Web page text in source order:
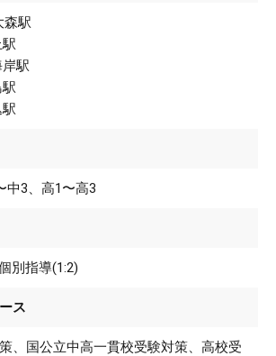
森駅
駅
中3、高1〜高3
別指導(1:2)
ス
、国公立中高一貫校受験対策、高校受